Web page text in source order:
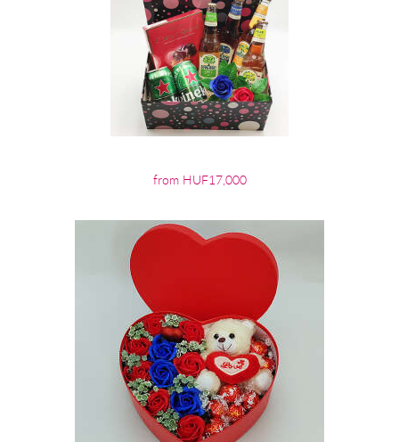
from HUF17,000